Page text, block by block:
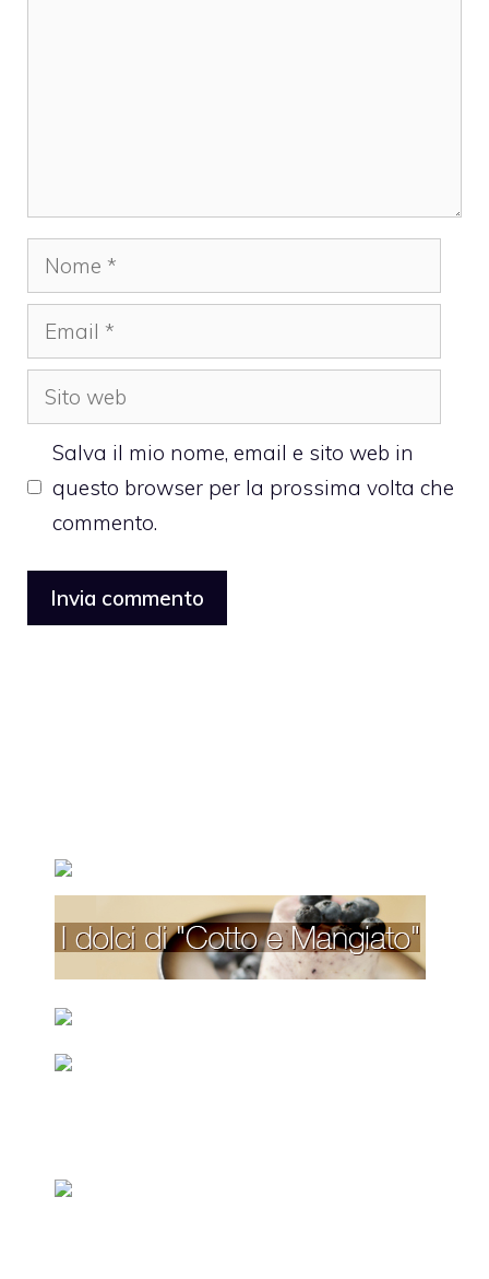
Nome
Email
Sito
web
Salva il mio nome, email e sito web in
questo browser per la prossima volta che
commento.